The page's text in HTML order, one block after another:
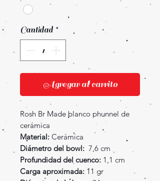
Cantidad *
Agregar al carrito
Rosh Br Made blanco phunnel de
cerámica
Material: Cerámica
Diámetro del bowl: 7,6 cm
Profundidad del cuenco: 1,1 cm
Carga aproximada: 11 gr